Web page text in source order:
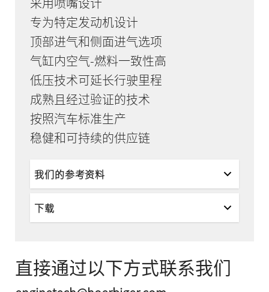
专为特定发动机设计
顶部进气和侧面进气选项
气缸内空气-燃料一致性高
低压技术可延长行驶里程
成熟且经过验证的技术
按照汽车标准生产
稳健和可持续的供应链
我们的参考资料
下载
直接通过以下方式联系我们